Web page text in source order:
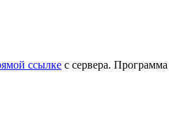
ссылке с сервера.